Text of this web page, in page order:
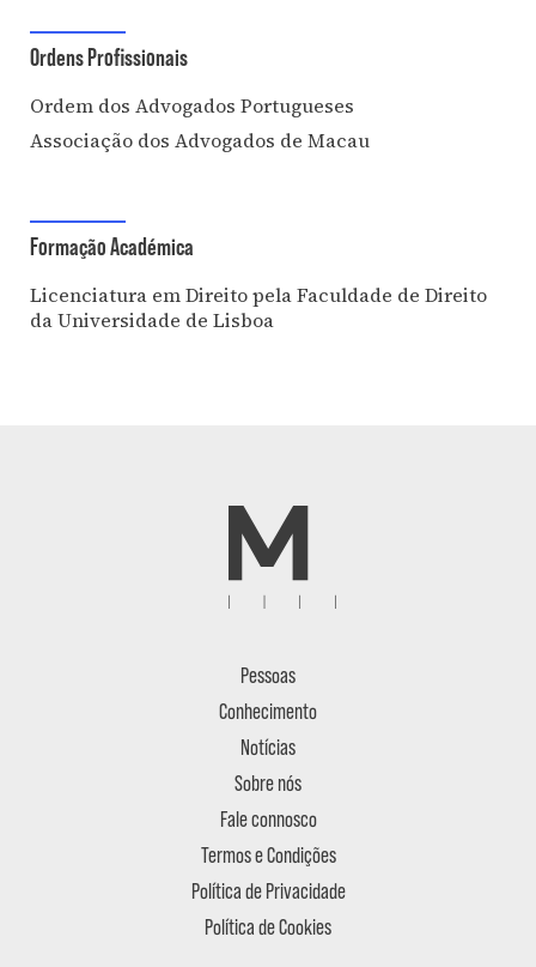
Ordens Profissionais
Ordem dos Advogados Portugueses
Associação dos Advogados de Macau
Formação Académica
Licenciatura em Direito pela Faculdade de Direito
da Universidade de Lisboa
Pessoas
Conhecimento
Notícias
Sobre nós
Fale connosco
Termos e Condições
Política de Privacidade
Política de Cookies